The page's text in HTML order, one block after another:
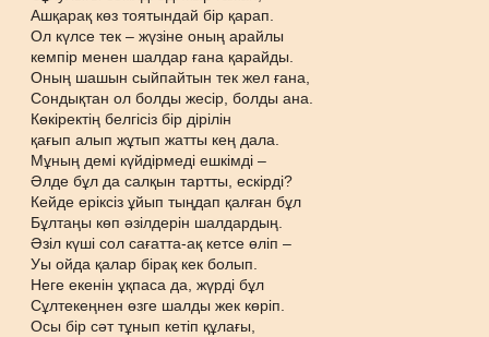
Ашқарақ көз тоятындай бір қарап.
Ол күлсе тек – жүзіне оның арайлы
кемпір менен шалдар ғана қарайды.
Оның шашын сыйпайтын тек жел ғана,
Сондықтан ол болды жесір, болды ана.
Көкіректің белгісіз бір дірілін
қағып алып жұтып жатты кең дала.
Мұның демі күйдірмеді ешкімді –
Әлде бұл да салқын тартты, ескірді?
Кейде еріксіз ұйып тыңдап қалған бұл
Бұлтаңы көп әзілдерін шалдардың.
Әзіл күші сол сағатта-ақ кетсе өліп –
Уы ойда қалар бірақ кек болып.
Неге екенін ұқпаса да, жүрді бұл
Сұлтекеңнен өзге шалды жек көріп.
Осы бір сәт тұнып кетіп құлағы,